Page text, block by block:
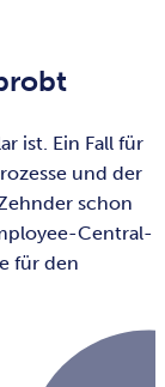
ist. Ein Fall für
und der
schon
Central-
für den